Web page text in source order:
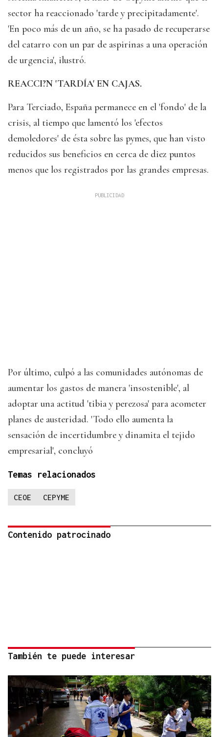
sector ha reaccionado 'tarde y precipitadamente'.
'En poco más de un año, se ha pasado de recuperarse
del catarro con un par de aspirinas a una operación
de urgencia', ilustró.
REACCI?N 'TARDÍA' EN CAJAS.
Para Terciado, España permanece en el 'fondo' de la
crisis, al tiempo que lamentó los 'efectos
demoledores' de ésta sobre las pymes, que han visto
reducidos sus beneficios en cerca de diez puntos
menos que los registrados por las grandes empresas.
Por último, culpó a las comunidades autónomas de
aumentar los gastos de manera 'insostenible', al
adoptar una actitud 'tibia y perezosa' para acometer
planes de austeridad. 'Todo ello aumenta la
sensación de incertidumbre y dinamita el tejido
empresarial', concluyó
Temas relacionados
CEOE CEPYME
Contenido patrocinado
También te puede interesar